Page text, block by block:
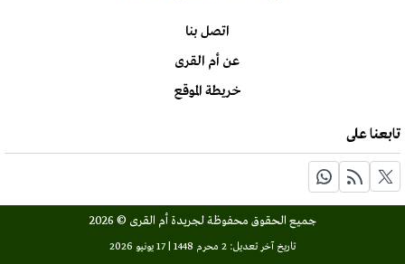
اتصل بنا
عن أم القرى
خريطة الموقع
تابعنا على
جميع الحقوق محفوظة لجريدة أم القرى © 2026
تاريخ آخر تعديل: 2 محرم 1448 | 17 يونيو 2026